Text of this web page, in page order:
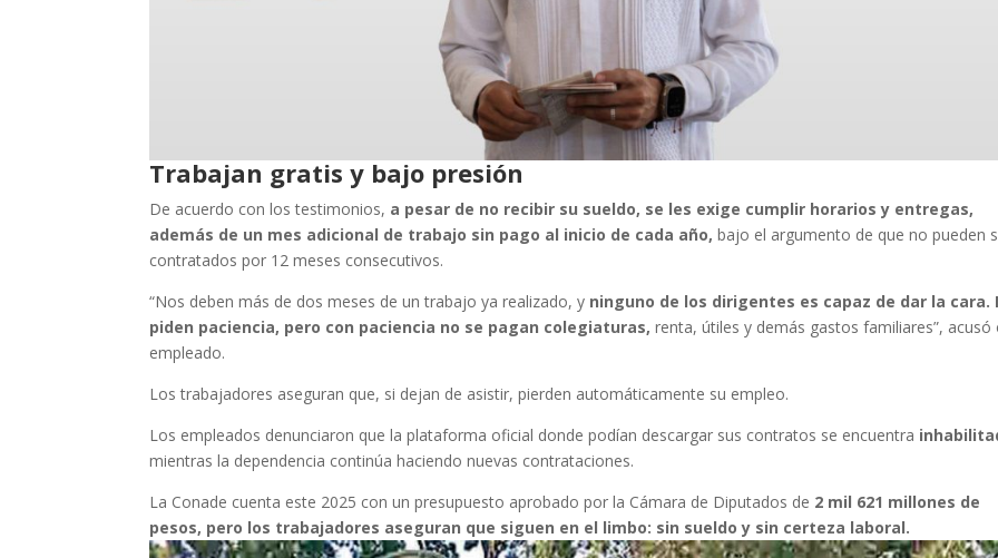
Trabajan gratis y bajo presión
De acuerdo con los testimonios, a pesar de no recibir su sueldo, se les exige cumplir horarios y entregas,
además de un mes adicional de trabajo sin pago al inicio de cada año,bajo el argumento de que no pueden
contratados por 12 meses consecutivos.
“Nos deben más de dos meses de un trabajo ya realizado, y ninguno de los dirigentes es capaz de dar la cara.
piden paciencia, pero con paciencia no se pagan colegiaturas,renta, útiles y demás gastos familiares”, acusó
empleado.
Los trabajadores aseguran que, si dejan de asistir, pierden automáticamente su empleo.
Los empleados denunciaron que la plataforma oficial donde podían descargar sus contratos se encuentra
mientras la dependencia continúa haciendo nuevas contrataciones.
La Conade cuenta este 2025 con un presupuesto aprobado por la Cámara de Diputados de 2 mil 621 millones de
pesos, pero los trabajadores aseguran que siguen en el limbo: sin sueldo y sin certeza laboral.